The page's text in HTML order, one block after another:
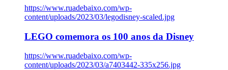
https://www.ruadebaixo.com/wp-
content/uploads/2023/03/legodisney-scaled.jpg
LEGO comemora os 100 anos da Disney
https://www.ruadebaixo.com/wp-
content/uploads/2023/03/a7403442-335x256.jpg